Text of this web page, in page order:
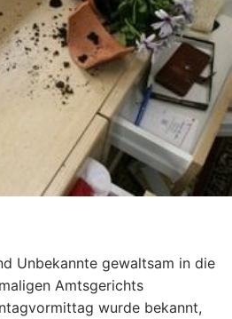
Unbekannte gewaltsam in die
Amtsgerichts
wurde bekannt,